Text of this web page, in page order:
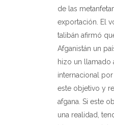
de las
exportación. El
talibán afirmó
Afganistán un
hizo un llamado
internacional
este objetivo y
afgana. Si este
una realidad,